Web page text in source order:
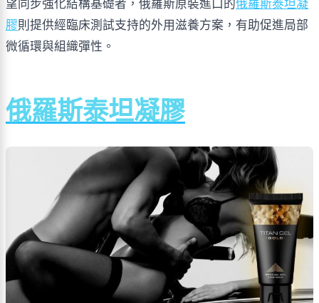
望同步強化結構基礎者，俄羅斯原裝進口的俄羅斯泰坦凝
膠則提供經臨床測試支持的外用滋養方案，有助促進局部
微循環與組織彈性。
俄羅斯泰坦凝膠